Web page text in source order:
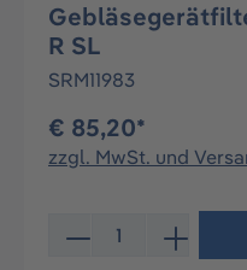
R SL
SRM11983
€ 85,20*
zzgl. MwSt. und
Produkt Anzahl: Gib